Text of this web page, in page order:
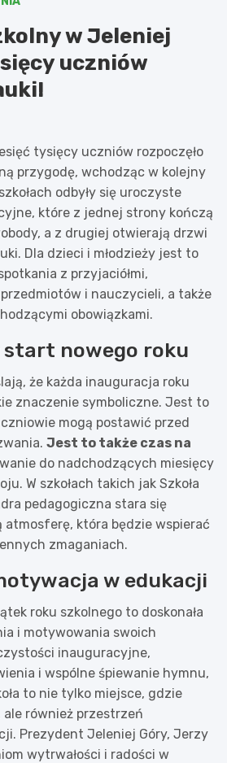
w Jeleniej
uczniów
tysięcy uczniów rozpoczęło
przygodę, wchodząc w kolejny
odbyły się uroczyste
które z jednej strony kończą
a z drugiej otwierają drzwi
Dla dzieci i młodzieży jest to
z przyjaciółmi,
i nauczycieli, a także
obowiązkami.
start nowego roku
że każda inauguracja roku
znaczenie symboliczne. Jest to
mogą postawić przed
Jest to także czas na
do nadchodzących miesięcy
W szkołach takich jak Szkoła
pedagogiczna stara się
która będzie wspierać
zmaganiach.
w edukacji
roku szkolnego to doskonała
i motywowania swoich
inauguracyjne,
i wspólne śpiewanie hymnu,
to nie tylko miejsce, gdzie
również przestrzeń
Prezydent Jeleniej Góry, Jerzy
wytrwałości i radości w